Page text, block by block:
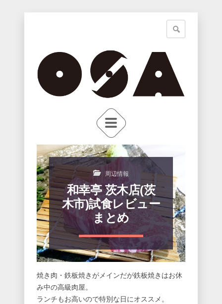
周辺情報
和幸亭 茨木店(茨
木市)試食レビュー
まとめ
焼き肉・鉄板焼きがメインだが鉄板焼きはお休
み中の高級肉屋。
ランチもお高いので特別な日にオススメ。